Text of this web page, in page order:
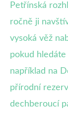
Petřínská
ročně ji
vysoká věž
pokud
například na
přírodní
dechberoucí